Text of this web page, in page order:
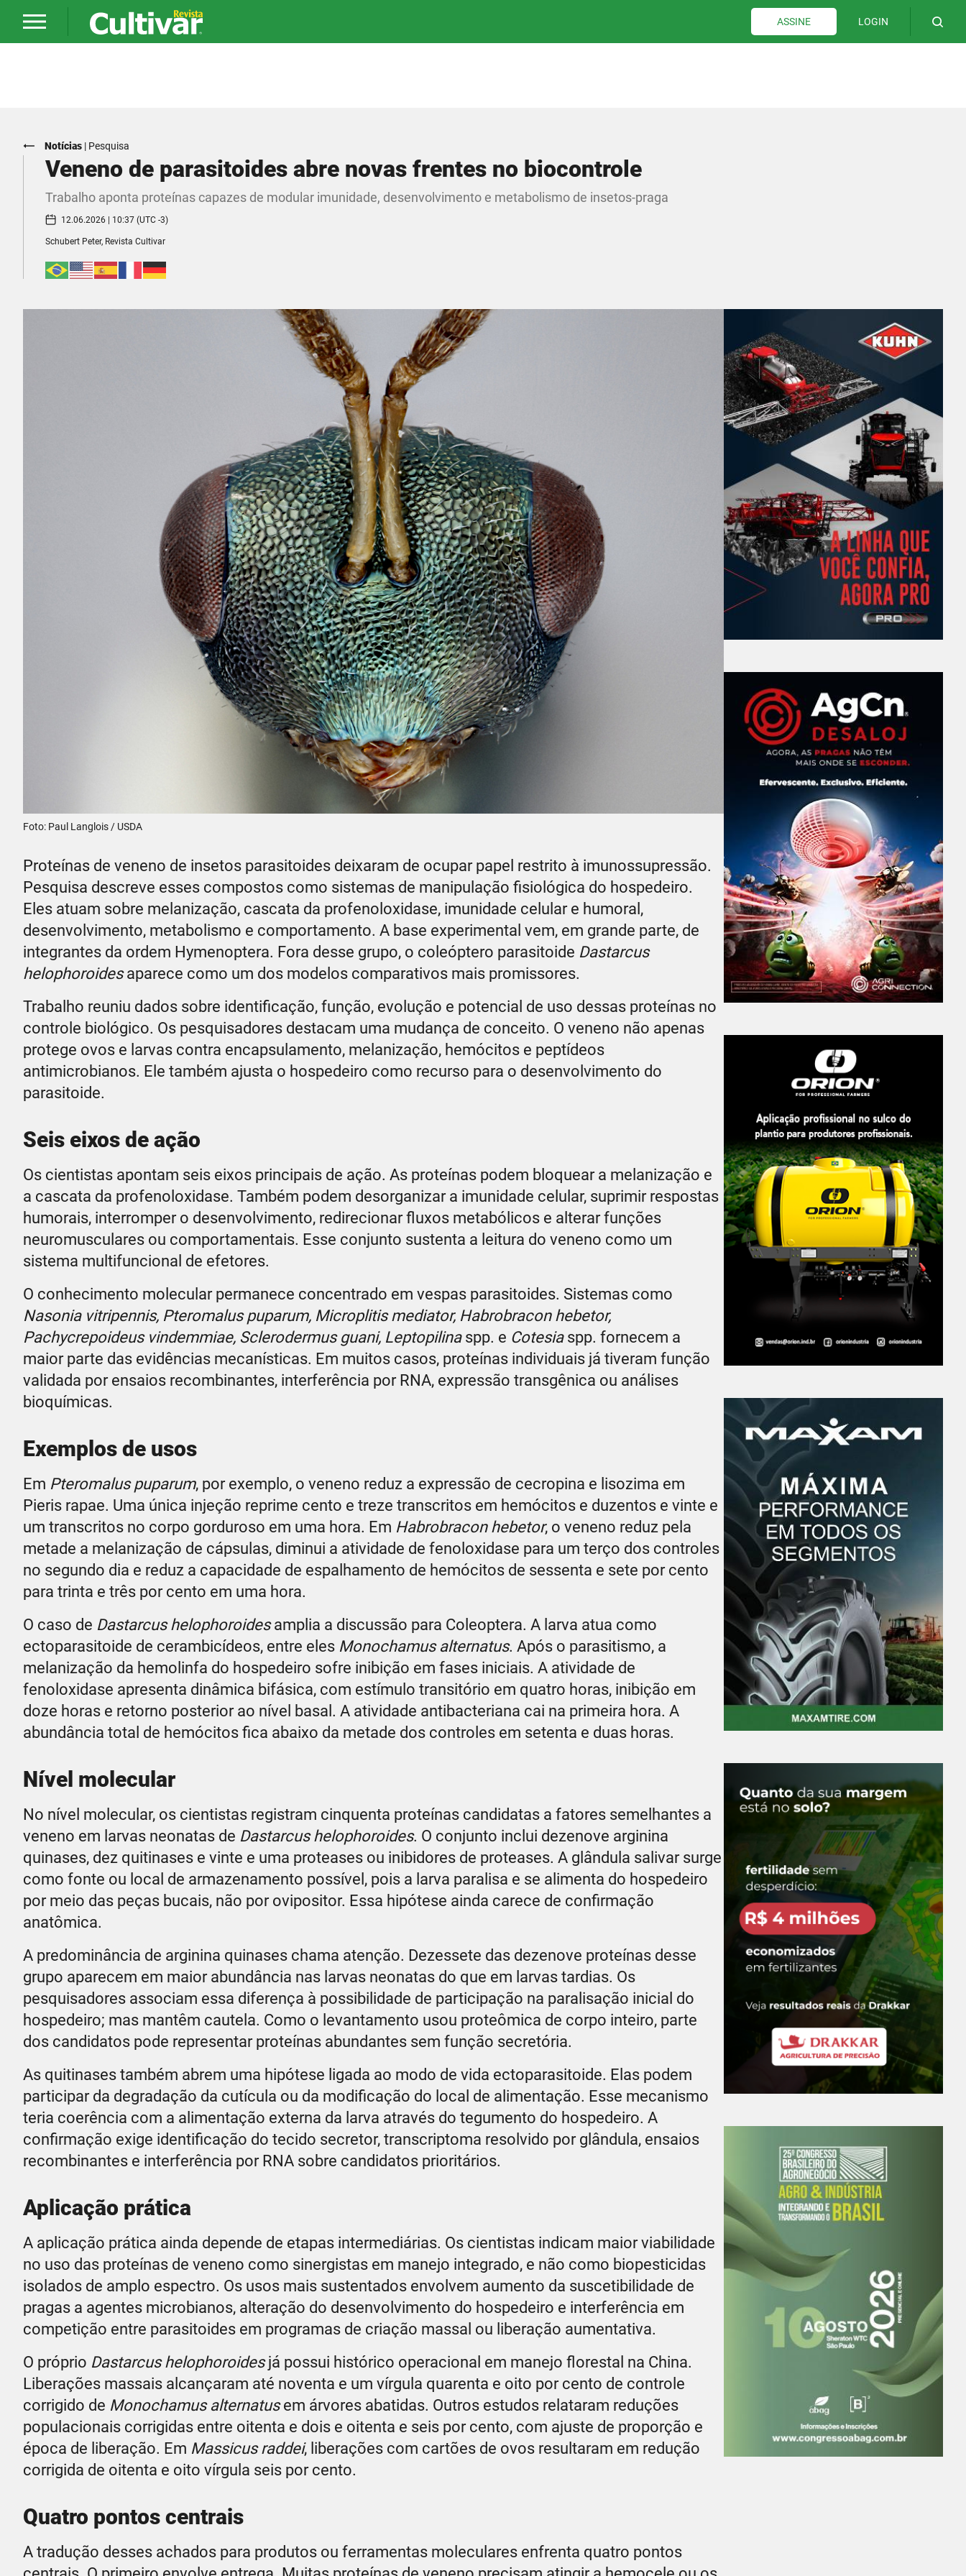
ASSINE LOGIN
Notícias | Pesquisa
Veneno de parasitoides abre novas frentes no biocontrole
Trabalho aponta proteínas capazes de modular imunidade, desenvolvimento e metabolismo de insetos-praga
12.06.2026 | 10:37 (UTC -3)
Schubert Peter, Revista Cultivar
Foto: Paul Langlois / USDA
Proteínas de veneno de insetos parasitoides deixaram de ocupar papel restrito à imunossupressão.
Pesquisa descreve esses compostos como sistemas de manipulação fisiológica do hospedeiro.
Eles atuam sobre melanização, cascata da profenoloxidase, imunidade celular e humoral,
desenvolvimento, metabolismo e comportamento. A base experimental vem, em grande parte, de
integrantes da ordem Hymenoptera. Fora desse grupo, o coleóptero parasitoide Dastarcus
helophoroidesaparece como um dos modelos comparativos mais promissores.
Trabalho reuniu dados sobre identificação, função, evolução e potencial de uso dessas proteínas no
controle biológico. Os pesquisadores destacam uma mudança de conceito. O veneno não apenas
protege ovos e larvas contra encapsulamento, melanização, hemócitos e peptídeos
antimicrobianos. Ele também ajusta o hospedeiro como recurso para o desenvolvimento do
parasitoide.
Seis eixos de ação
Os cientistas apontam seis eixos principais de ação. As proteínas podem bloquear a melanização e
a cascata da profenoloxidase. Também podem desorganizar a imunidade celular, suprimir respostas
humorais, interromper o desenvolvimento, redirecionar fluxos metabólicos e alterar funções
neuromusculares ou comportamentais. Esse conjunto sustenta a leitura do veneno como um
sistema multifuncional de efetores.
O conhecimento molecular permanece concentrado em vespas parasitoides. Sistemas como
Nasonia vitripennis, Pteromalus puparum, Microplitis mediator, Habrobracon hebetor,
Pachycrepoideus vindemmiae, Sclerodermus guani, Leptopilinaspp. e Cotesiaspp. fornecem a
maior parte das evidências mecanísticas. Em muitos casos, proteínas individuais já tiveram função
validada por ensaios recombinantes, interferência por RNA, expressão transgênica ou análises
bioquímicas.
Exemplos de usos
Em Pteromalus puparum, por exemplo, o veneno reduz a expressão de cecropina e lisozima em
Pieris rapae. Uma única injeção reprime cento e treze transcritos em hemócitos e duzentos e vinte e
um transcritos no corpo gorduroso em uma hora. Em Habrobracon hebetor, o veneno reduz pela
metade a melanização de cápsulas, diminui a atividade de fenoloxidase para um terço dos controles
no segundo dia e reduz a capacidade de espalhamento de hemócitos de sessenta e sete por cento
para trinta e três por cento em uma hora.
O caso de Dastarcus helophoroidesamplia a discussão para Coleoptera. A larva atua como
ectoparasitoide de cerambicídeos, entre eles Monochamus alternatus. Após o parasitismo, a
melanização da hemolinfa do hospedeiro sofre inibição em fases iniciais. A atividade de
fenoloxidase apresenta dinâmica bifásica, com estímulo transitório em quatro horas, inibição em
doze horas e retorno posterior ao nível basal. A atividade antibacteriana cai na primeira hora. A
abundância total de hemócitos fica abaixo da metade dos controles em setenta e duas horas.
Nível molecular
No nível molecular, os cientistas registram cinquenta proteínas candidatas a fatores semelhantes a
veneno em larvas neonatas de Dastarcus helophoroides. O conjunto inclui dezenove arginina
quinases, dez quitinases e vinte e uma proteases ou inibidores de proteases. A glândula salivar surge
como fonte ou local de armazenamento possível, pois a larva paralisa e se alimenta do hospedeiro
por meio das peças bucais, não por ovipositor. Essa hipótese ainda carece de confirmação
anatômica.
A predominância de arginina quinases chama atenção. Dezessete das dezenove proteínas desse
grupo aparecem em maior abundância nas larvas neonatas do que em larvas tardias. Os
pesquisadores associam essa diferença à possibilidade de participação na paralisação inicial do
hospedeiro; mas mantêm cautela. Como o levantamento usou proteômica de corpo inteiro, parte
dos candidatos pode representar proteínas abundantes sem função secretória.
As quitinases também abrem uma hipótese ligada ao modo de vida ectoparasitoide. Elas podem
participar da degradação da cutícula ou da modificação do local de alimentação. Esse mecanismo
teria coerência com a alimentação externa da larva através do tegumento do hospedeiro. A
confirmação exige identificação do tecido secretor, transcriptoma resolvido por glândula, ensaios
recombinantes e interferência por RNA sobre candidatos prioritários.
Aplicação prática
A aplicação prática ainda depende de etapas intermediárias. Os cientistas indicam maior viabilidade
no uso das proteínas de veneno como sinergistas em manejo integrado, e não como biopesticidas
isolados de amplo espectro. Os usos mais sustentados envolvem aumento da suscetibilidade de
pragas a agentes microbianos, alteração do desenvolvimento do hospedeiro e interferência em
competição entre parasitoides em programas de criação massal ou liberação aumentativa.
O próprio Dastarcus helophoroidesjá possui histórico operacional em manejo florestal na China.
Liberações massais alcançaram até noventa e um vírgula quarenta e oito por cento de controle
corrigido de Monochamus alternatusem árvores abatidas. Outros estudos relataram reduções
populacionais corrigidas entre oitenta e dois e oitenta e seis por cento, com ajuste de proporção e
época de liberação. Em Massicus raddei, liberações com cartões de ovos resultaram em redução
corrigida de oitenta e oito vírgula seis por cento.
Quatro pontos centrais
A tradução desses achados para produtos ou ferramentas moleculares enfrenta quatro pontos